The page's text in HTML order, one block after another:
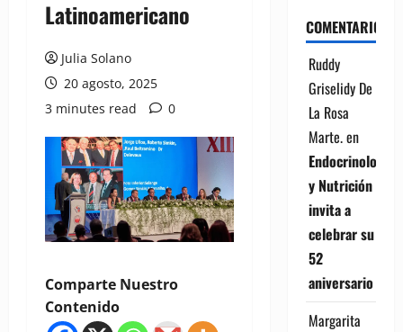
Latinoamericano
Julia Solano
20 agosto, 2025
3 minutes read
0
Comparte Nuestro
Contenido
COMENTARIOS
Ruddy
Griselidy De
La Rosa
Marte.en
Endocrinología
y Nutrición
invita a
celebrar su
52
aniversario
Margarita